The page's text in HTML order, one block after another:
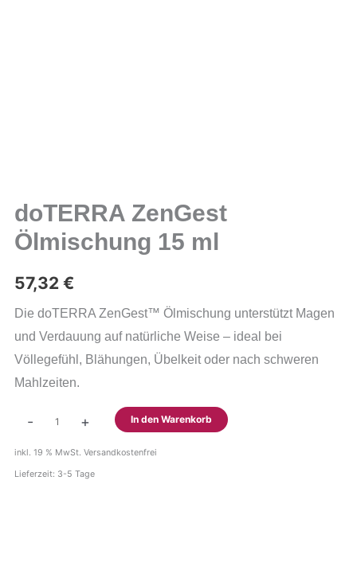
doTERRA ZenGest
Ölmischung 15 ml
57,32€
Die doTERRA ZenGest™ Ölmischung unterstützt Magen
und Verdauung auf natürliche Weise – ideal bei
Völlegefühl, Blähungen, Übelkeit oder nach schweren
Mahlzeiten.
-
Ölmischung
+ In den Warenkorb
inkl. 19 % MwSt. Versandkostenfrei
Lieferzeit: 3-5 Tage